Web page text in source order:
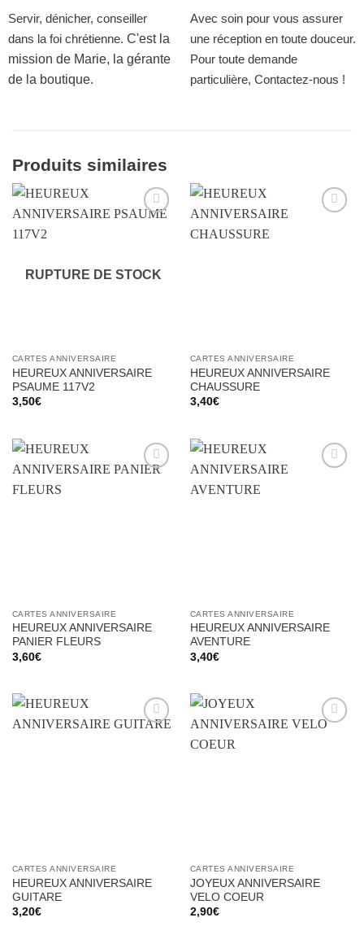
Servir, dénicher, conseiller
dans la foi chrétienne. C'est la
mission de Marie, la gérante
de la boutique.
Avec soin pour vous assurer
une réception en toute douceur.
Pour toute demande
particulière, Contactez-nous !
Produits similaires
RUPTURE DE STOCK
CARTES ANNIVERSAIRE
HEUREUX ANNIVERSAIRE
PSAUME 117V2
3,50€
CARTES ANNIVERSAIRE
HEUREUX ANNIVERSAIRE
CHAUSSURE
3,40€
CARTES ANNIVERSAIRE
HEUREUX ANNIVERSAIRE
PANIER FLEURS
3,60€
CARTES ANNIVERSAIRE
HEUREUX ANNIVERSAIRE
AVENTURE
3,40€
CARTES ANNIVERSAIRE
HEUREUX ANNIVERSAIRE
GUITARE
3,20€
CARTES ANNIVERSAIRE
JOYEUX ANNIVERSAIRE
VELO COEUR
2,90€